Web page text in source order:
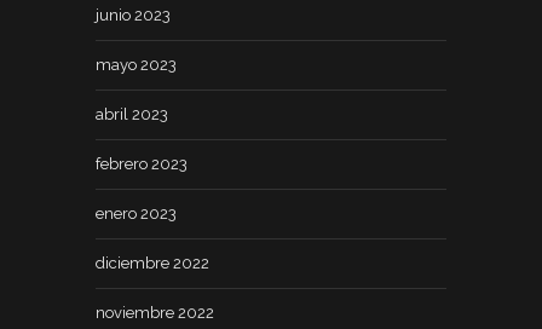
junio 2023
mayo 2023
abril 2023
febrero 2023
enero 2023
diciembre 2022
noviembre 2022